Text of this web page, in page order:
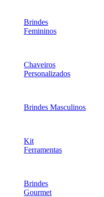
Brindes
Femininos
Chaveiros
Personalizados
Brindes Masculinos
Kit
Ferramentas
Brindes
Gourmet